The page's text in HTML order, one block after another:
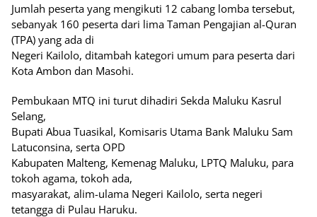
Jumlah peserta yang mengikuti 12 cabang lomba tersebut,
sebanyak 160 peserta dari lima Taman Pengajian al-Quran
(TPA) yang ada di
Negeri Kailolo, ditambah kategori umum para peserta dari
Kota Ambon dan Masohi.
Pembukaan MTQ ini turut dihadiri Sekda Maluku Kasrul
Selang,
Bupati Abua Tuasikal, Komisaris Utama Bank Maluku Sam
Latuconsina, serta OPD
Kabupaten Malteng, Kemenag Maluku, LPTQ Maluku, para
tokoh agama, tokoh ada,
masyarakat, alim-ulama Negeri Kailolo, serta negeri
tetangga di Pulau Haruku.